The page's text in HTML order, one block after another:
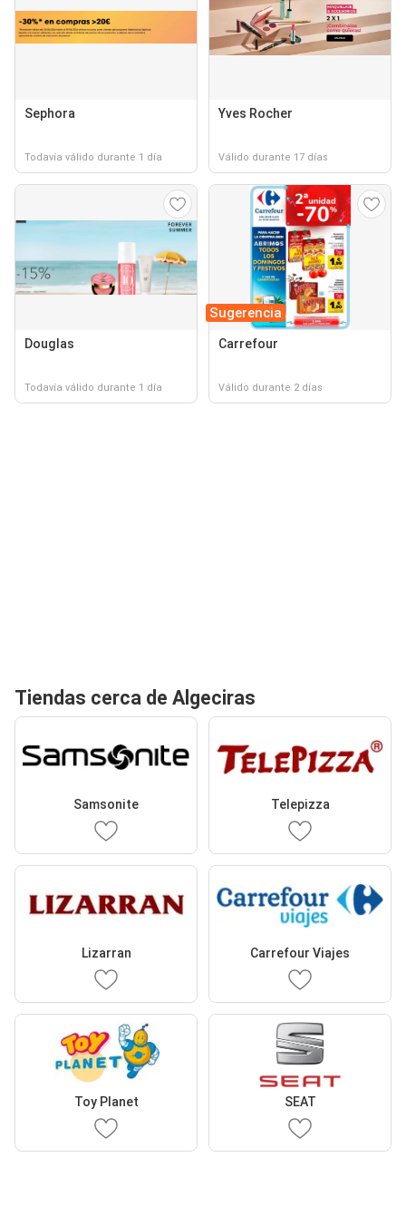
Sephora
Todavía válido durante 1 día
Yves Rocher
Válido durante 17 días
Douglas
Todavía válido durante 1 día
Sugerencia
Carrefour
Válido durante 2 días
Tiendas cerca de Algeciras
Samsonite Telepizza
Lizarran Carrefour Viajes
Toy Planet SEAT